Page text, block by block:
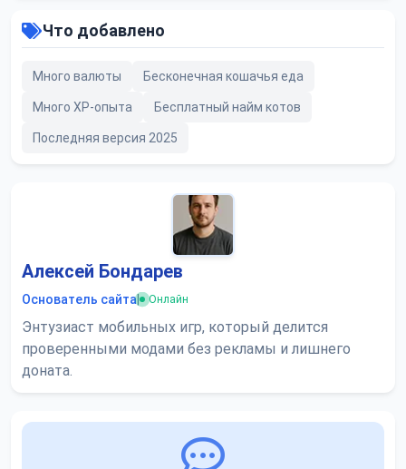
Что добавлено
Много валюты Бесконечная кошачья еда
Много XP-опыта Бесплатный найм котов
Последняя версия 2025
Алексей Бондарев
Основатель сайта Онлайн
Энтузиаст мобильных игр, который делится
проверенными модами без рекламы и лишнего
доната.